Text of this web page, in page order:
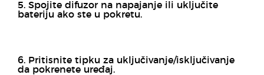
5. Spojite difuzor na napajanje ili uključite
bateriju ako ste u pokretu.
6. Pritisnite tipku za uključivanje/isključivanje
da pokrenete uređaj.